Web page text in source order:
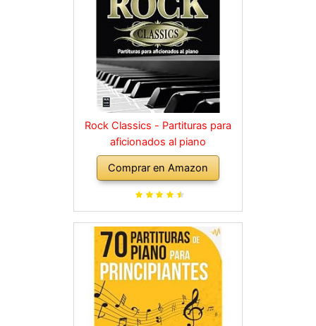
Rock Classics - Partituras para
aficionados al piano
Comprar en Amazon